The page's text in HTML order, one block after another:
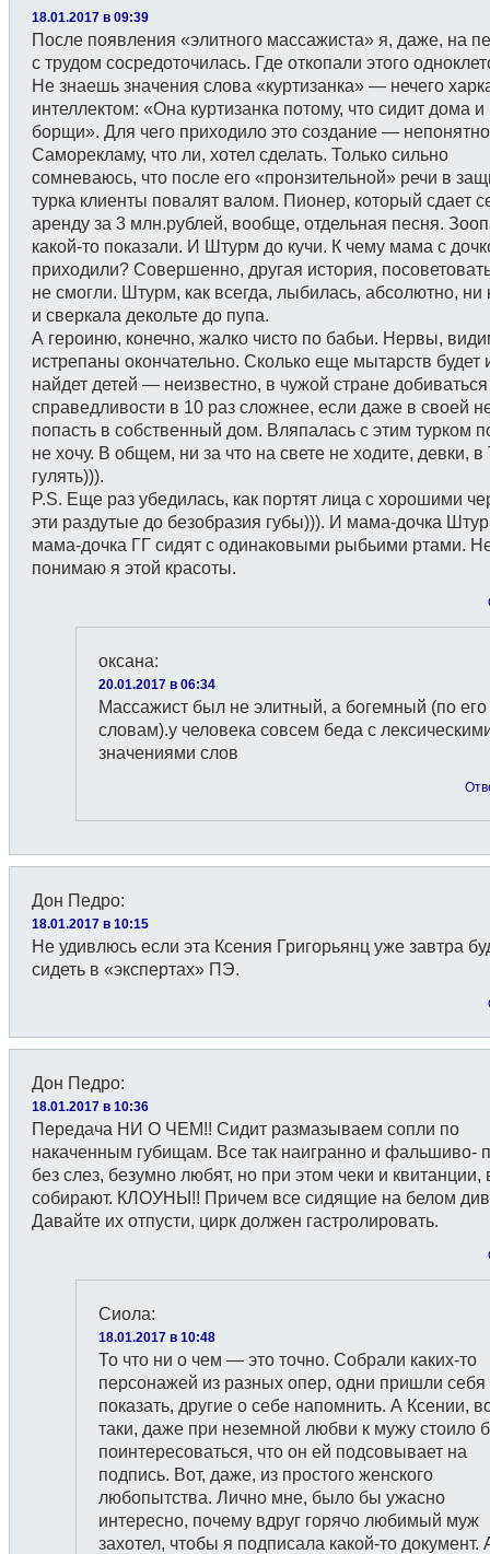
18.01.2017 в 09:39
После появления «элитного массажиста» я, даже, на
с трудом сосредоточилась. Где откопали этого
Не знаешь значения слова «куртизанка» — нечего
интеллектом: «Она куртизанка потому, что сидит дома и
борщи». Для чего приходило это создание —
Саморекламу, что ли, хотел сделать. Только сильно
сомневаюсь, что после его «пронзительной» речи в
турка клиенты повалят валом. Пионер, который сдает
аренду за 3 млн.рублей, вообще, отдельная песня.
какой-то показали. И Штурм до кучи. К чему мама с
приходили? Совершенно, другая история,
не смогли. Штурм, как всегда, лыбилась, абсолютно, ни
и сверкала декольте до пупа.
А героиню, конечно, жалко чисто по бабьи. Нервы,
истрепаны окончательно. Сколько еще мытарств будет
найдет детей — неизвестно, в чужой стране добиваться
справедливости в 10 раз сложнее, если даже в своей
попасть в собственный дом. Вляпалась с этим турком
не хочу. В общем, ни за что на свете не ходите, девки,
гулять))).
P.S. Еще раз убедилась, как портят лица с хорошими
эти раздутые до безобразия губы))). И мама-дочка
мама-дочка ГГ сидят с одинаковыми рыбьими ртами.
понимаю я этой красоты.
оксана:
20.01.2017 в 06:34
Массажист был не элитный, а богемный (по его
словам).у человека совсем беда с
значениями слов
Дон Педро:
18.01.2017 в 10:15
Не удивлюсь если эта Ксения Григорьянц уже завтра
сидеть в «экспертах» ПЭ.
Дон Педро:
18.01.2017 в 10:36
Передача НИ О ЧЕМ!! Сидит размазываем сопли по
накаченным губищам. Все так наигранно и фальшиво-
без слез, безумно любят, но при этом чеки и квитанции,
собирают. КЛОУНЫ!! Причем все сидящие на белом
Давайте их отпусти, цирк должен гастролировать.
Сиола:
18.01.2017 в 10:48
То что ни о чем — это точно. Собрали каких-то
персонажей из разных опер, одни пришли себя
показать, другие о себе напомнить. А Ксении,
таки, даже при неземной любви к мужу стоило
поинтересоваться, что он ей подсовывает на
подпись. Вот, даже, из простого женского
любопытства. Лично мне, было бы ужасно
интересно, почему вдруг горячо любимый муж
захотел, чтобы я подписала какой-то документ.